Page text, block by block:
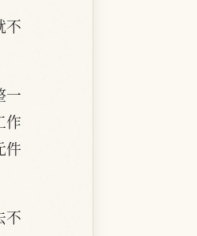
不
一
作
件
不